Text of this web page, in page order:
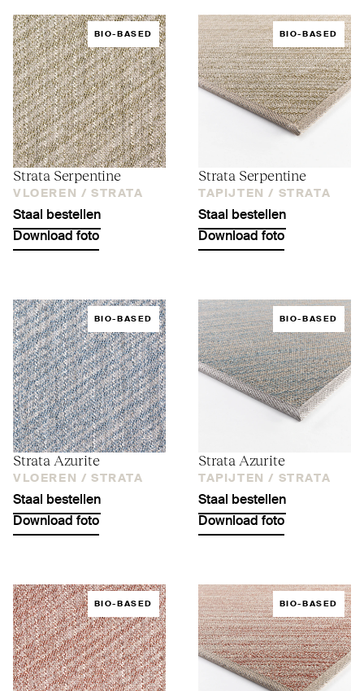
BIO-BASED
Strata Ser­pentine
VLOEREN / STRATA
Staal bestellen
Download foto
BIO-BASED
Strata Ser­pentine
TAPIJTEN / STRATA
Staal bestellen
Download foto
BIO-BASED
Strata Azurite
VLOEREN / STRATA
Staal bestellen
Download foto
BIO-BASED
Strata Azurite
TAPIJTEN / STRATA
Staal bestellen
Download foto
BIO-BASED BIO-BASED